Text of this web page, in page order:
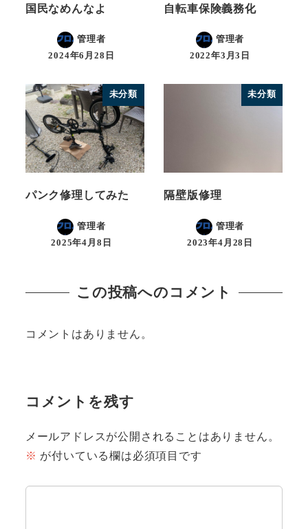
国民なめんなよ
管理者
2024年6月28日
自転車保険義務化
管理者
2022年3月3日
未分類
パンク修理してみた
管理者
2025年4月8日
未分類
隔壁版修理
管理者
2023年4月28日
この投稿へのコメント
コメントはありません。
コメントを残す
メールアドレスが公開されることはありません。
※ が付いている欄は必須項目です